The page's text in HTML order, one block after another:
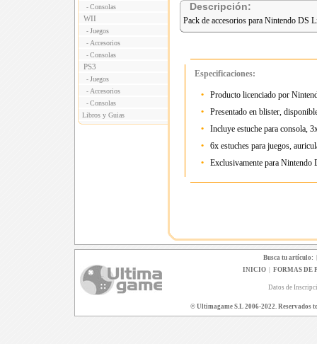
- Consolas
WII
- Juegos
- Accesorios
- Consolas
PS3
- Juegos
- Accesorios
- Consolas
Libros y Guias
Descripción:
Pack de accesorios para Nintendo DS
Especificaciones:
•
Producto licenciado por
•
Presentado en blister,
•
Incluye estuche para consola,
•
6x estuches para juegos,
•
Exclusivamente para Nintendo
Busca tu artículo:
INICIO| FORMAS DE
Datos de
© Ultimagame S.L 2006-2022. Reservados